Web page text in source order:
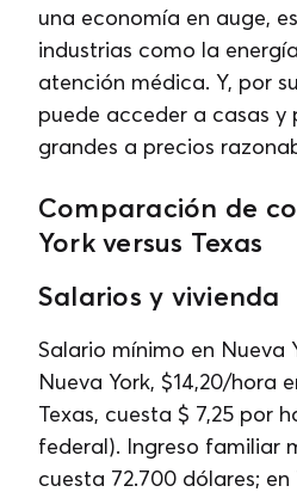
una economía en auge,
industrias como la
atención médica. Y, por
puede acceder a casas y
grandes a precios
Comparación de
York versus Texas
Salarios y vivienda
Salario mínimo en Nueva
Nueva York, $14,20/hora
Texas, cuesta $ 7,25 por
federal). Ingreso familiar
cuesta 72.700 dólares; en